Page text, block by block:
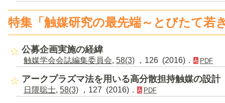
特集「触媒研究の最先端～とびたて若
公募企画実施の経緯
触媒学会会誌編集委員会, 58(3) ，126 (2016)． PDF
アークプラズマ法を用いる高分散担持触媒の設計
日隈聡士, 58(3) ，127 (2016)． PDF